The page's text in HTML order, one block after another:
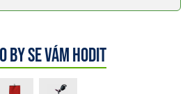
by se vám hodit